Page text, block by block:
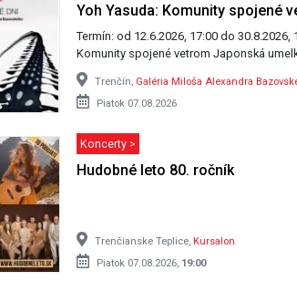
Yoh Yasuda: Komunity spojené
Termín: od 12.6.2026, 17:00 do 30.8.2026, 17:00 Vernisáž výstavy Yoh
Komunity spojené vetrom
Trenčín, Galéria Miloša Alexandra
Piatok 07.08.2026
Koncerty >
Hudobné leto 80. ročník
Trenčianske Teplice, Kursalon
Piatok 07.08.2026, 19:00